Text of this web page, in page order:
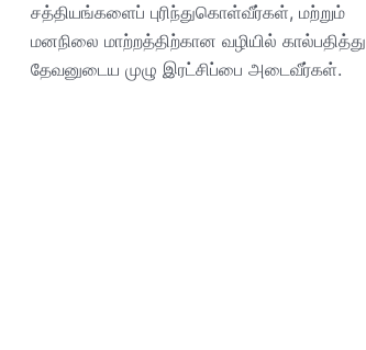
சத்தியங்களைப் புரிந்துகொள்வீர்கள், மற்றும்
மனநிலை மாற்றத்திற்கான வழியில் கால்பதித்து
தேவனுடைய முழு இரட்சிப்பை அடைவீர்கள்.